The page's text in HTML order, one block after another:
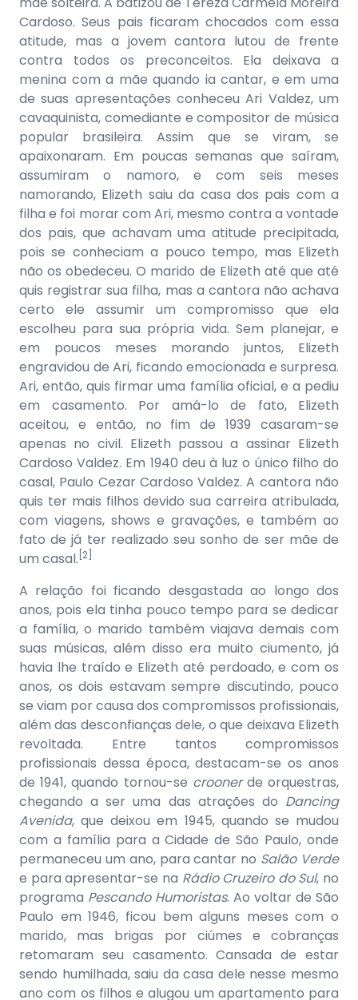
Cardoso. Seus pais ficaram chocados com essa
atitude, mas a jovem cantora lutou de frente
contra todos os preconceitos. Ela deixava a
menina com a mãe quando ia cantar, e em uma
de suas apresentações conheceu Ari Valdez, um
cavaquinista, comediante e compositor de música
popular brasileira. Assim que se viram, se
apaixonaram. Em poucas semanas que saíram,
assumiram o namoro, e com seis meses
namorando, Elizeth saiu da casa dos pais com a
filha e foi morar com Ari, mesmo contra a vontade
dos pais, que achavam uma atitude precipitada,
pois se conheciam a pouco tempo, mas Elizeth
não os obedeceu. O marido de Elizeth até que até
quis registrar sua filha, mas a cantora não achava
certo ele assumir um compromisso que ela
escolheu para sua própria vida. Sem planejar, e
em poucos meses morando juntos, Elizeth
engravidou de Ari, ficando emocionada e surpresa.
Ari, então, quis firmar uma família oficial, e a pediu
em casamento. Por amá-lo de fato, Elizeth
aceitou, e então, no fim de 1939 casaram-se
apenas no civil. Elizeth passou a assinar Elizeth
Cardoso Valdez. Em 1940 deu à luz o único filho do
casal, Paulo Cezar Cardoso Valdez. A cantora não
quis ter mais filhos devido sua carreira atribulada,
com viagens, shows e gravações, e também ao
fato de já ter realizado seu sonho de ser mãe de
um casal. [2]
A relação foi ficando desgastada ao longo dos
anos, pois ela tinha pouco tempo para se dedicar
a família, o marido também viajava demais com
suas músicas, além disso era muito ciumento, já
havia lhe traído e Elizeth até perdoado, e com os
anos, os dois estavam sempre discutindo, pouco
se viam por causa dos compromissos profissionais,
além das desconfianças dele, o que deixava Elizeth
revoltada. Entre tantos compromissos
profissionais dessa época, destacam-se os anos
de 1941, quando tornou-se croonerde orquestras,
chegando a ser uma das atrações do Dancing
Avenida, que deixou em 1945, quando se mudou
com a família para a Cidade de São Paulo, onde
permaneceu um ano, para cantar no Salão Verde
e para apresentar-se na Rádio Cruzeiro do Sul, no
programa Pescando Humoristas. Ao voltar de São
Paulo em 1946, ficou bem alguns meses com o
marido, mas brigas por ciúmes e cobranças
retomaram seu casamento. Cansada de estar
sendo humilhada, saiu da casa dele nesse mesmo
ano com os filhos e alugou um apartamento para